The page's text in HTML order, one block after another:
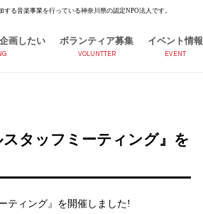
る音楽事業を行っている神奈川県の認定NPO法人です。
画したい ボランティア募集
VOLUNTTER
イベント情報
EVENT
タッフミーティング』を
ティング』を開催しました!